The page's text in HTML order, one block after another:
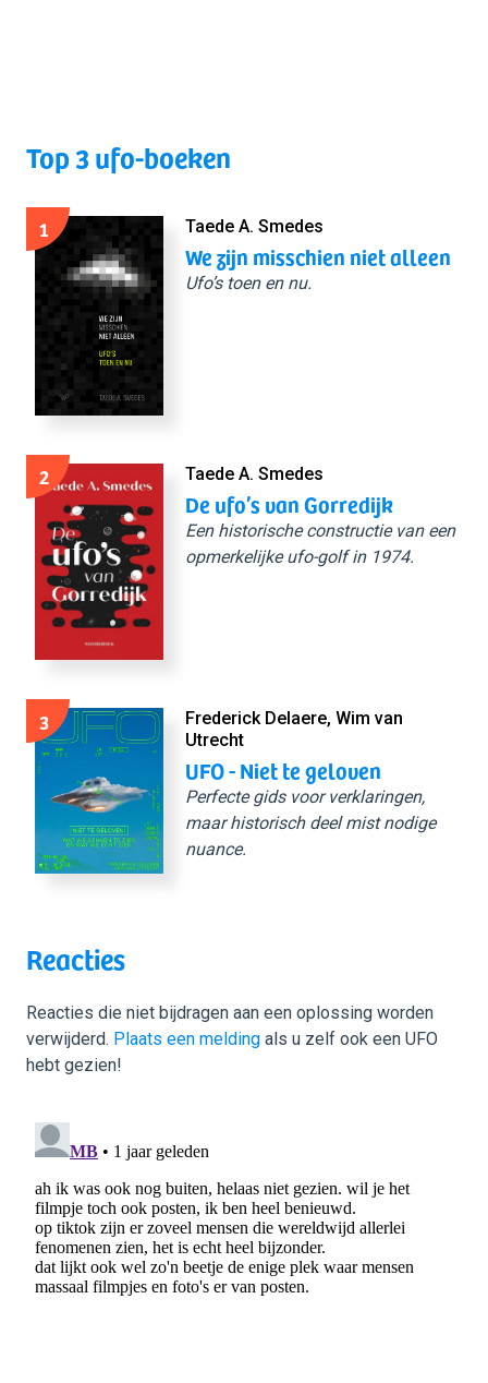
Top 3 ufo-boeken
1 Taede A. Smedes
We zijn misschien niet alleen
Ufo’s toen en nu.
2 Taede A. Smedes
De ufo’s van Gorredijk
Een historische constructie van een
opmerkelijke ufo-golf in 1974.
3
Frederick Delaere, Wim van
Utrecht
UFO - Niet te geloven
Perfecte gids voor verklaringen,
maar historisch deel mist nodige
nuance.
Reacties
Reacties die niet bijdragen aan een oplossing worden
verwijderd. Plaats een melding als u zelf ook een UFO
hebt gezien!